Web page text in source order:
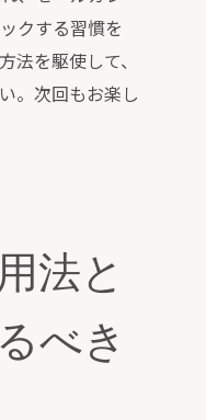
クする習慣を
法を駆使して、
。次回もお楽し
法と
べき